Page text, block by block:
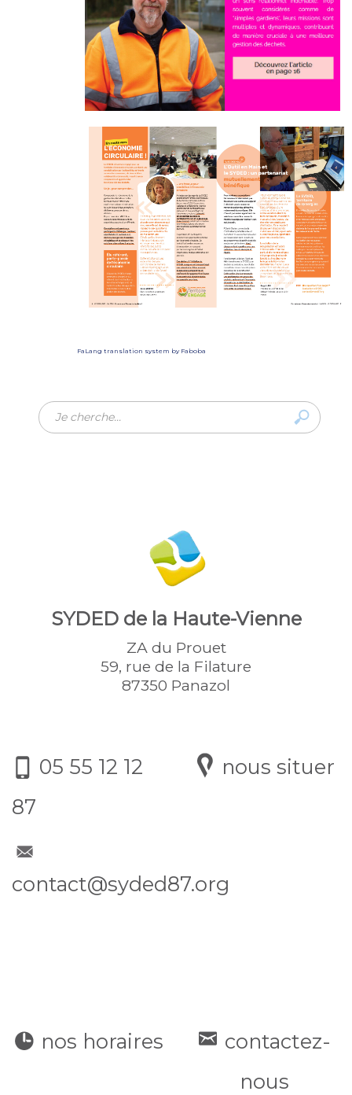
FaLang translation system by Faboba
Search
SYDED de la Haute-Vienne
ZA du Prouet
59, rue de la Filature
87350 Panazol
05 55 12 12
87
contact@syded87.org
nous situer
nos horaires
contactez-
nous